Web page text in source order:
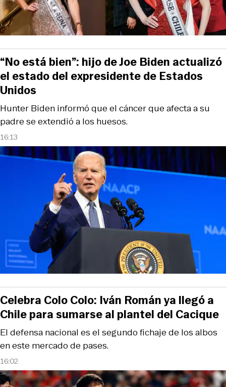
16:13
Hunter Biden informó que el cáncer que afecta a su
padre se extendió a los huesos.
“No está bien”: hijo de Joe Biden actualizó
el estado del expresidente de Estados
Unidos
16:02
El defensa nacional es el segundo fichaje de los albos
en este mercado de pases.
Celebra Colo Colo: Iván Román ya llegó a
Chile para sumarse al plantel del Cacique